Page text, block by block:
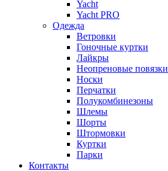
Yacht
Yacht PRO
Одежда
Ветровки
Гоночные куртки
Лайкры
Неопреновые повязки
Носки
Перчатки
Полукомбинезоны
Шлемы
Шорты
Штормовки
Куртки
Парки
Контакты